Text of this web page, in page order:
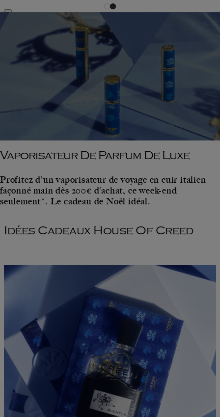
Vaporisateur De Parfum De Luxe
Profitez d'un vaporisateur de voyage en cuir italien
façonné main dès 200€ d'achat, ce week-end
seulement*. Le cadeau de Noël idéal.
Idées Cadeaux House Of Creed